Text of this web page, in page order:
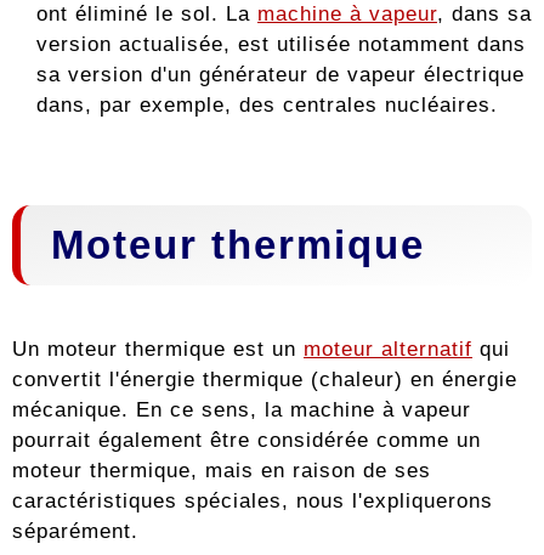
ont éliminé le sol. La machine à vapeur, dans sa
version actualisée, est utilisée notamment dans
sa version d'un générateur de vapeur électrique
dans, par exemple, des centrales nucléaires.
Moteur thermique
Un moteur thermique est un moteur alternatif qui
convertit l'énergie thermique (chaleur) en énergie
mécanique. En ce sens, la machine à vapeur
pourrait également être considérée comme un
moteur thermique, mais en raison de ses
caractéristiques spéciales, nous l'expliquerons
séparément.